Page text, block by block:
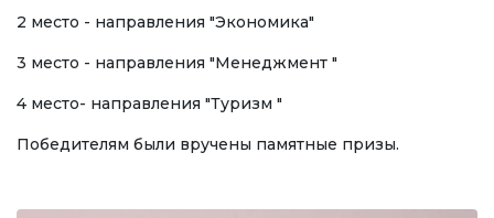
Маалымат технологиялары
ЭЛЕКТРОНДУК БИЛИМ БЕРҮҮ
2 место - направления "Экономика"
3 место - направления "Менеджмент "
4 место- направления "Туризм "
Победителям были вручены памятные призы.